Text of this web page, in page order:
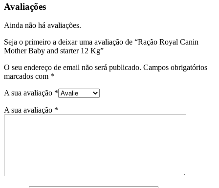
Avaliações
Ainda não há avaliações.
Seja o primeiro a deixar uma avaliação de “Ração Royal Canin
Mother Baby and starter 12 Kg”
O seu endereço de email não será publicado. Campos obrigatórios
marcados com *
A sua avaliação *
A sua avaliação *